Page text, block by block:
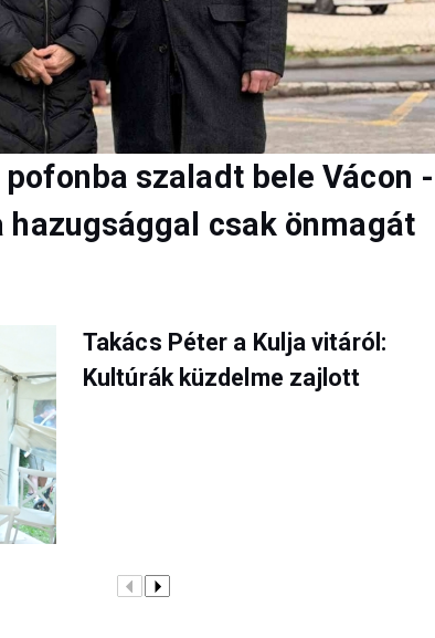
szaladt bele Vácon -
hazugsággal csak önmagát
Takács Péter a Kulja vitáról:
Kultúrák küzdelme zajlott